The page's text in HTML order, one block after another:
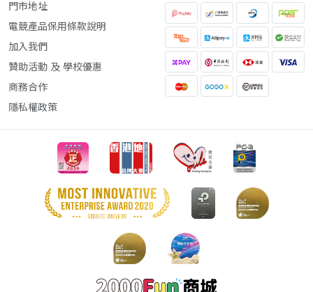
門市地址
電競產品保用條款說明
加入我們
贊助活動 及 學校優惠
商務合作
隱私權政策